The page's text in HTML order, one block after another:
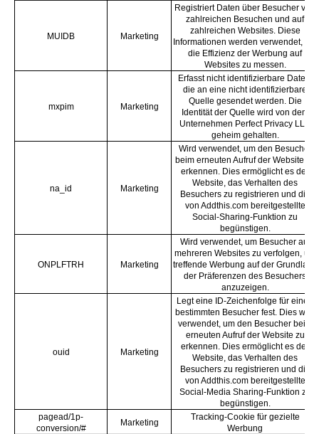
MUIDB Marketing
Registriert Daten über Besucher von
zahlreichen Besuchen und auf
zahlreichen Websites. Diese
Informationen werden verwendet, um
die Effizienz der Werbung auf
Websites zu messen.
mxpim Marketing
Erfasst nicht identifizierbare Daten,
die an eine nicht identifizierbare
Quelle gesendet werden. Die
Identität der Quelle wird von dem
Unternehmen Perfect Privacy LLC
geheim gehalten.
na_id Marketing
Wird verwendet, um den Besucher
beim erneuten Aufruf der Website zu
erkennen. Dies ermöglicht es der
Website, das Verhalten des
Besuchers zu registrieren und die
von Addthis.com bereitgestellte
Social-Sharing-Funktion zu
begünstigen.
ONPLFTRH Marketing
Wird verwendet, um Besucher auf
mehreren Websites zu verfolgen, um
treffende Werbung auf der Grundlage
der Präferenzen des Besuchers
anzuzeigen.
ouid Marketing
Legt eine ID-Zeichenfolge für einen
bestimmten Besucher fest. Dies wird
verwendet, um den Besucher beim
erneuten Aufruf der Website zu
erkennen. Dies ermöglicht es der
Website, das Verhalten des
Besuchers zu registrieren und die
von Addthis.com bereitgestellte
Social-Media Sharing-Funktion zu
begünstigen.
pagead/1p-
conversion/#
Marketing
Tracking-Cookie für gezielte
Werbung